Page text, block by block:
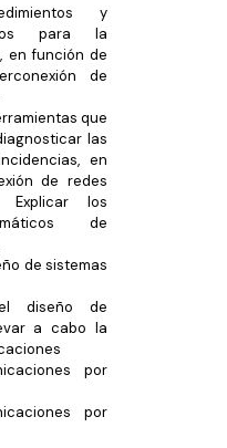
y
para la
en función de
de
que
las
en
de redes
Explicar los
de
de sistemas
diseño de
a cabo la
por
por